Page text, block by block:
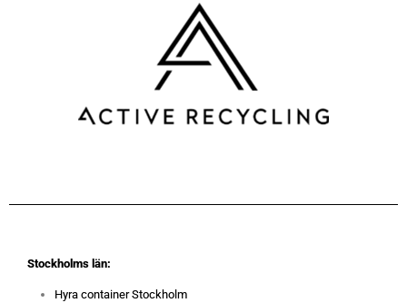
Stockholms län:
Hyra container Stockholm